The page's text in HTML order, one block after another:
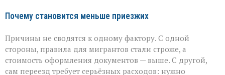
Почему становится меньше приезжих
Причины не сводятся к одному фактору. С одной
стороны, правила для мигрантов стали строже, а
стоимость оформления документов — выше. С другой,
сам переезд требует серьёзных расходов: нужно